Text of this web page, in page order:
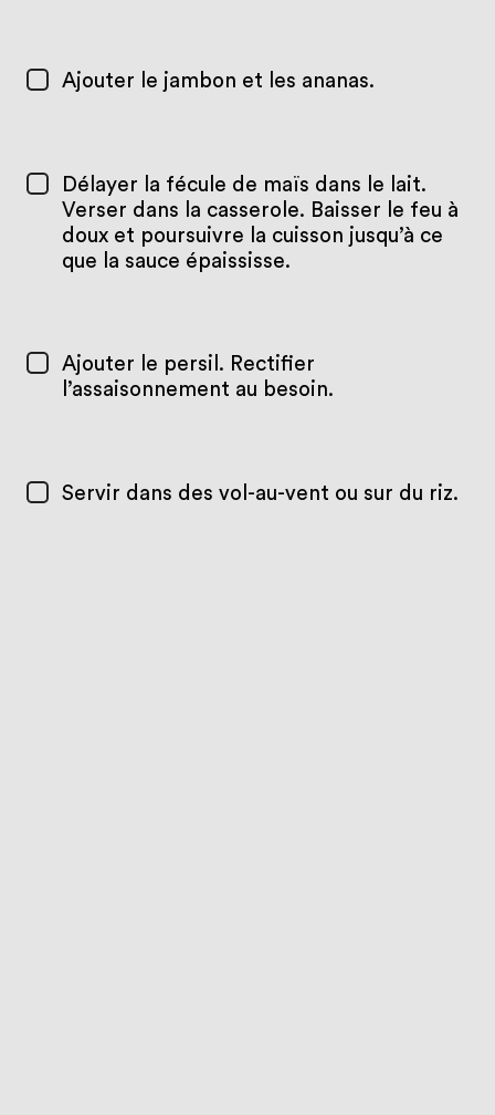
Ajouter le jambon et les ananas.
Délayer la fécule de maïs dans le lait.
Verser dans la casserole. Baisser le feu à
doux et poursuivre la cuisson jusqu’à ce
que la sauce épaississe.
Ajouter le persil. Rectifier
l’assaisonnement au besoin.
Servir dans des vol-au-vent ou sur du riz.